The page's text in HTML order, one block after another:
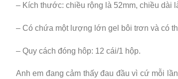
– Kích thước: chiều rộng là 52mm, chiều dài
– Có chứa một lượng lớn gel bôi trơn và có
– Quy cách đóng hôp: 12 cái/1 hộp.
Anh em đang cảm thấy đau đầu vì cứ mỗi